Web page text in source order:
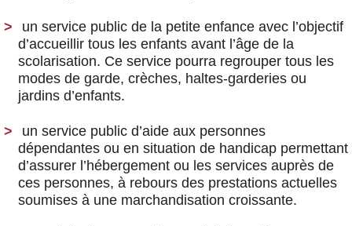
un service public de la petite enfance avec l’objectif
d’accueillir tous les enfants avant l’âge de la
scolarisation. Ce service pourra regrouper tous les
modes de garde, crèches, haltes-garderies ou
jardins d’enfants.
un service public d’aide aux personnes
dépendantes ou en situation de handicap permettant
d’assurer l’hébergement ou les services auprès de
ces personnes, à rebours des prestations actuelles
soumises à une marchandisation croissante.